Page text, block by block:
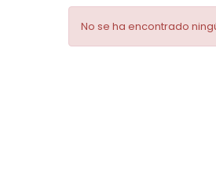
No se ha encontrado